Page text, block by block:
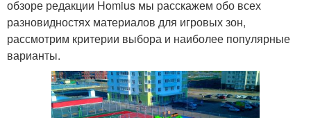
обзоре редакции Homius мы расскажем обо всех
разновидностях материалов для игровых зон,
рассмотрим критерии выбора и наиболее популярные
варианты.